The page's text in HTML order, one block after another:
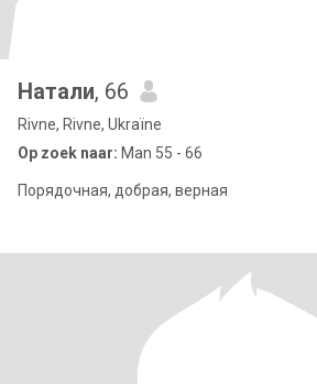
Натали, 66
Rivne, Rivne, Ukraïne
Op zoek naar: Man 55 - 66
Порядочная, добрая, верная